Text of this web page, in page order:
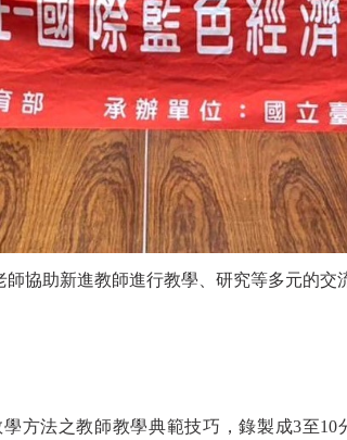
協助新進教師進行教學、研究等多元的交
方法之教師教學典範技巧，錄製成3至